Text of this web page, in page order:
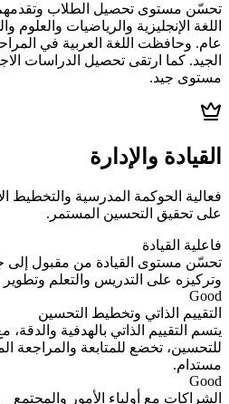
تحسّن مستوى تحصيل الطلاب
اللغة الإنجليزية والرياضيات
مستوى جيد.
القيادة والإدارة
فعالية الحوكمة المدرسية والتخطيط
على تحقيق التحسين المستمر.
فاعلية القيادة
تحسّن مستوى القيادة من مقبول إلى
وتركيزه على التدريس والتعلم
Good
التقييم الذاتي وتخطيط التحسين
يتسم التقييم الذاتي بالهدفية
للتحسين، تخضع للمتابعة والمراجعة
مستدام.
Good
الشراكات مع أولياء الأمور والمجتمع